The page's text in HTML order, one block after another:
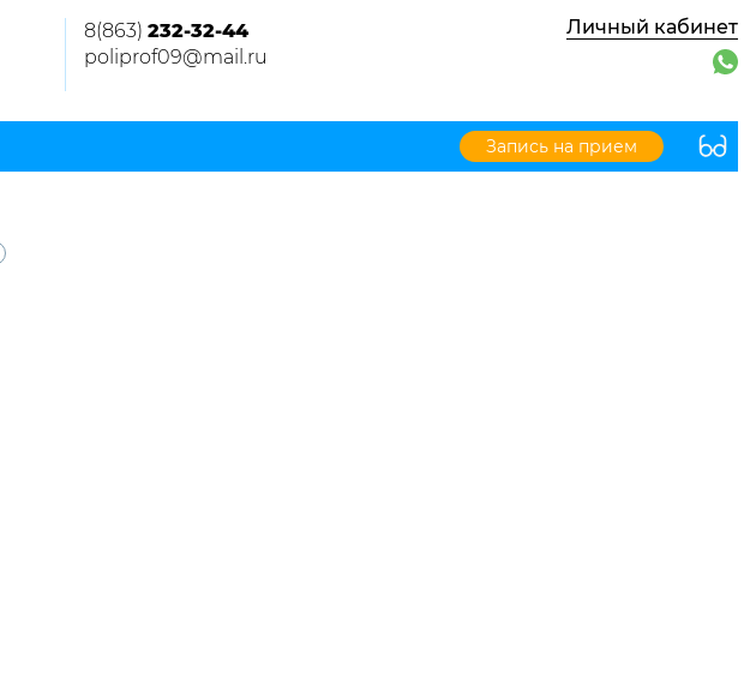
8(863) 232-32-44
poliprof09@mail.ru
Личный кабинет
Запись на прием